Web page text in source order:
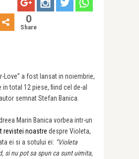
0
Share
Love” a fost lansat in noiembrie,
total 12 piese, fiind cel de-al
semnat Stefan Banica.
Marin Banica vorbea intr-un
revistei noastre despre Violeta,
ei si a sotului ei: “Violeta
si nu pot sa spun ca sunt uimita,